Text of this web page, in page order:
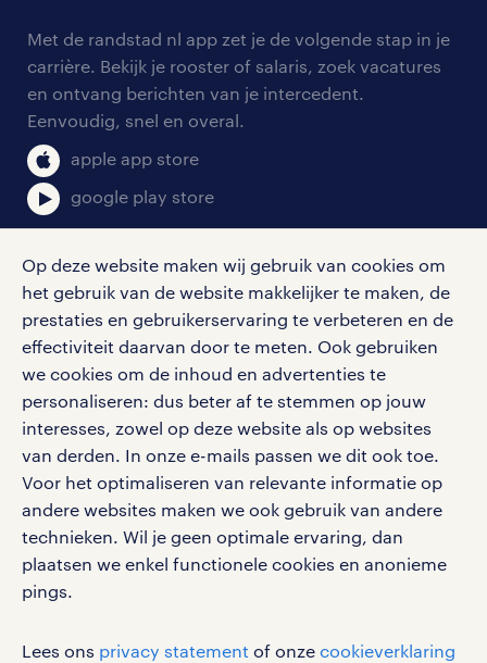
Op deze website maken wij gebruik van cookies om
het gebruik van de website makkelijker te maken, de
prestaties en gebruikerservaring te verbeteren en de
effectiviteit daarvan door te meten. Ook gebruiken
we cookies om de inhoud en advertenties te
personaliseren: dus beter af te stemmen op jouw
interesses, zowel op deze website als op websites
van derden. In onze e-mails passen we dit ook toe.
Voor het optimaliseren van relevante informatie op
andere websites maken we ook gebruik van andere
technieken. Wil je geen optimale ervaring, dan
plaatsen we enkel functionele cookies en anonieme
pings.
Lees ons privacy statement of onze cookieverklaring
personeel gezocht
aanmelden nieuwsbrief
blogs en artikelen
salarischecker
bruto-netto calculator
onze vestigingen
pers
klachten en misstanden
Met de randstad nl app zet je de volgende stap in je
carrière. Bekijk je rooster of salaris, zoek vacatures
en ontvang berichten van je intercedent.
Eenvoudig, snel en overal.
apple app store
google play store
social media
Volg ons voor de leukste content omtrent
vacatures, solliciteren en inspiratie.
werken bij randstad
gebruikersvoorwaarden
privacystatement
cookies